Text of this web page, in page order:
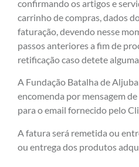
confirmando os artigos e
carrinho de compras, dados
faturação, devendo nesse
passos anteriores a fim de
retificação caso detete
A Fundação Batalha de
encomenda por mensagem
para o email fornecido pelo
A fatura será remetida ou
ou entrega dos produtos